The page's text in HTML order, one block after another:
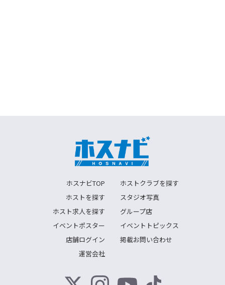
ホスナビTOP
ホストクラブを探す
ホストを探す
スタジオ写真
ホスト求人を探す
グループ店
イベントポスター
イベントトピックス
店舗ログイン
掲載お問い合わせ
運営会社